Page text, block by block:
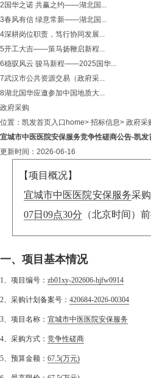
2 国华之诺 共赢之约——湖北国...
3春风有信 绿意常新——湖北国...
4深耕岗位职责，笃行协同发展...
5开工大吉——策马扬鞭启新程...
6稳驭风云 骏马新程——2025国华...
7武汉市公共资源交易（政府采...
8湖北国华应邀参加中国地质大...
政府采购
位置： 凯发首页入口home> 招标信息> 政府采
宜城市中医医院安保服务竞争性磋商公告-凯
更新时间：2026-06-16
【项目概况】
宜城市中医医院安保服务采
07日09点30分 （北京时间）
一、项目基本情况
1、项目编号： zb01xy-202606-hjfw0914
2、采购计划备案号： 420684-2026-00304
3、项目名称： 宜城市中医医院安保服务
4、采购方式： 竞争性磋商
5、预算金额： 67.5(万元)